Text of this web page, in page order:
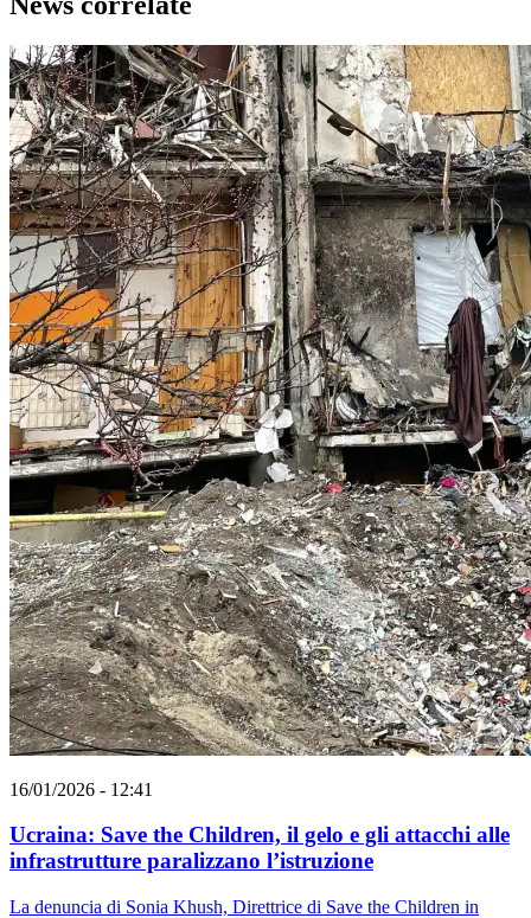
16/01/2026 - 12:41
Ucraina: Save the Children, il gelo e gli attacchi alle
infrastrutture paralizzano l’istruzione
La denuncia di Sonia Khush, Direttrice di Save the Children in